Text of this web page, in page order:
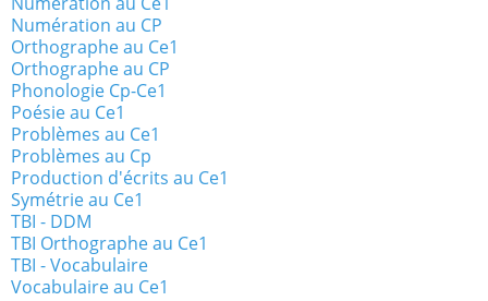
Numération au CP
Orthographe au Ce1
Orthographe au CP
Phonologie Cp-Ce1
Poésie au Ce1
Problèmes au Ce1
Problèmes au Cp
Production d'écrits au Ce1
Symétrie au Ce1
TBI - DDM
TBI Orthographe au Ce1
TBI - Vocabulaire
Vocabulaire au Ce1